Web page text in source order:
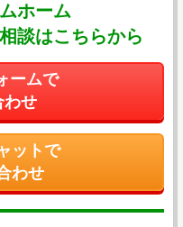
ホーム
談はこちらから
ームで
わせ
ットで
わせ